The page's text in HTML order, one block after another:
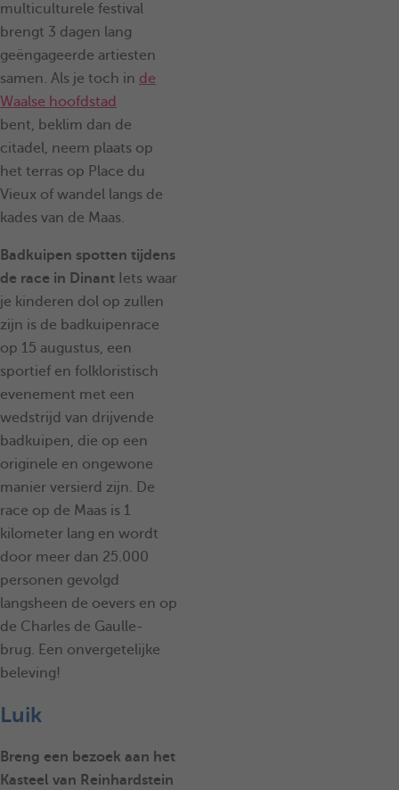
multiculturele festival
brengt 3 dagen lang
geëngageerde artiesten
samen. Als je toch in de
Waalse hoofdstad
bent, beklim dan de
citadel, neem plaats op
het terras op Place du
Vieux of wandel langs de
kades van de Maas.
Badkuipen spotten tijdens
de race in Dinant Iets waar
je kinderen dol op zullen
zijn is de badkuipenrace
op 15 augustus, een
sportief en folkloristisch
evenement met een
wedstrijd van drijvende
badkuipen, die op een
originele en ongewone
manier versierd zijn. De
race op de Maas is 1
kilometer lang en wordt
door meer dan 25.000
personen gevolgd
langsheen de oevers en op
de Charles de Gaulle-
brug. Een onvergetelijke
beleving!
Luik
Breng een bezoek aan het
Kasteel van Reinhardstein